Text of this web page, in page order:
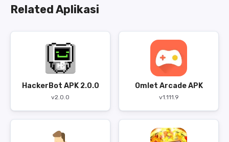
Related Aplikasi
HackerBot APK 2.0.0
v2.0.0
Omlet Arcade APK
v1.111.9